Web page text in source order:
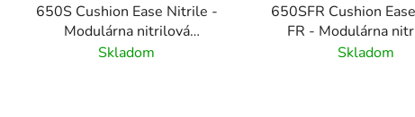
650S Cushion Ease Nitrile -
Modulárna nitrilová
protiúnavová rohož s drenážnym
Skladom
650SFR Cushion
FR - Modulárna
ohňovzdorná rohož s drenážnymSkladom